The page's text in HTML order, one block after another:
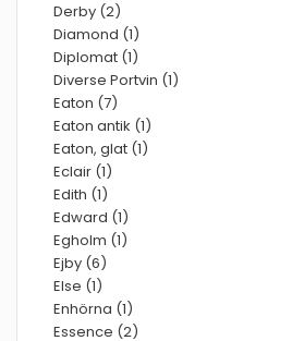
Derby (2)
Diamond (1)
Diplomat (1)
Diverse Portvin (1)
Eaton (7)
Eaton antik (1)
Eaton, glat (1)
Eclair (1)
Edith (1)
Edward (1)
Egholm (1)
Ejby (6)
Else (1)
Enhörna (1)
Essence (2)